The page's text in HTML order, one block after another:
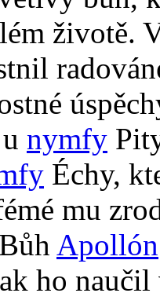
životě.
nymfy
Échy,
mu
Apollón
ho